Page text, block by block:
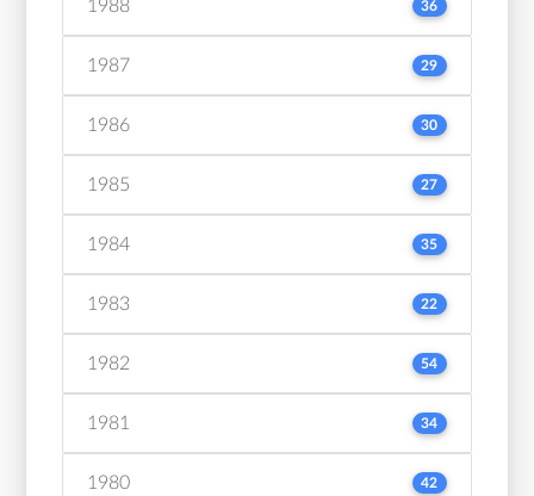
1988 36
1987 29
1986 30
1985 27
1984 35
1983 22
1982 54
1981 34
1980 42